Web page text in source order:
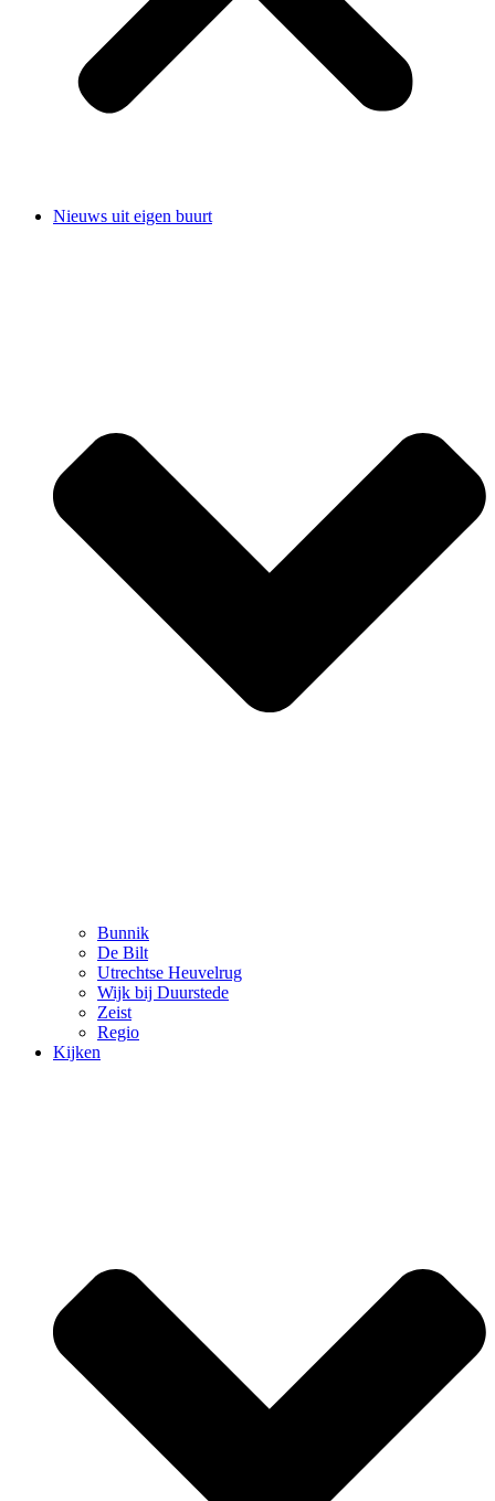
Nieuws uit eigen buurt
Bunnik
De Bilt
Utrechtse Heuvelrug
Wijk bij Duurstede
Zeist
Regio
Kijken